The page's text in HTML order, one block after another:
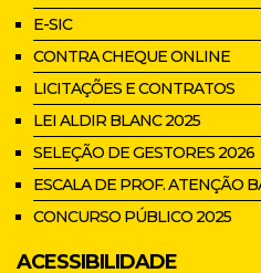
E-SIC
CONTRA CHEQUE ONLINE
LICITAÇÕES E CONTRATOS
LEI ALDIR BLANC 2025
SELEÇÃO DE GESTORES 2026
ESCALA DE PROF. ATENÇÃO
CONCURSO PÚBLICO 2025
ACESSIBILIDADE